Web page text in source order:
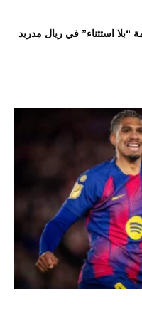
“بلا استثناء” في ريال مدريد